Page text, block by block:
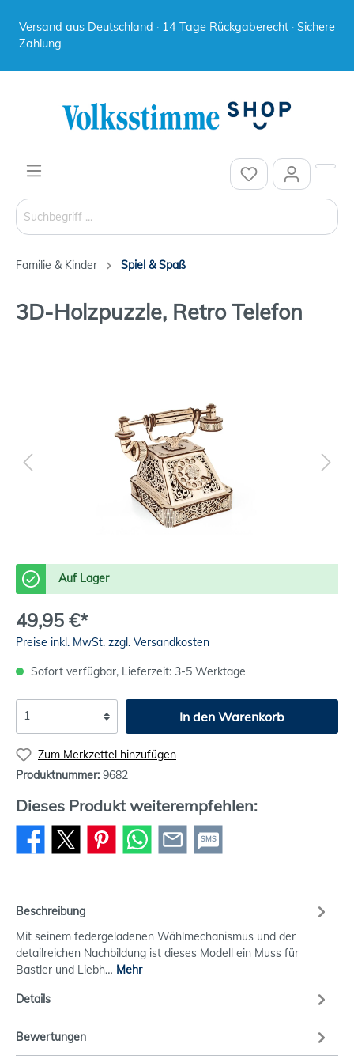
Versand aus Deutschland · 14 Tage Rückgaberecht · Sichere
Zahlung
Familie & Kinder Spiel & Spaß
3D-Holzpuzzle, Retro Telefon
Auf Lager
49,95 €*
Preise inkl. MwSt. zzgl. Versandkosten
Sofort verfügbar, Lieferzeit: 3-5 Werktage
In den Warenkorb
Zum Merkzettel hinzufügen
Produktnummer: 9682
Dieses Produkt weiterempfehlen:
SMS
Beschreibung
Mit seinem federgeladenen Wählmechanismus und der
detailreichen Nachbildung ist dieses Modell ein Muss für
Bastler und Liebh… Mehr
Details
Bewertungen